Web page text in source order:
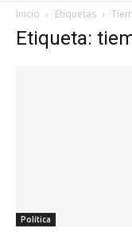
Inicio Etiquetas
Etiqueta:
Política